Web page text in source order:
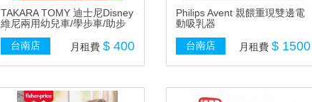
TAKARA TOMY 迪士尼Disney
維尼兩用幼兒車/學步車/助步
車
台南店
月租費$ 400
Philips Avent 親餵重現雙邊電
動吸乳器
台南店
月租費 $ 1500